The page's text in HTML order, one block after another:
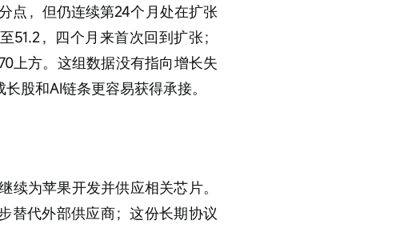
点，但仍连续第24个月处在扩张
，四个月来首次回到扩张；
上方。这组数据没有指向增长失
股和AI链条更容易获得承接。
为苹果开发并供应相关芯片。
替代外部供应商；这份长期协议